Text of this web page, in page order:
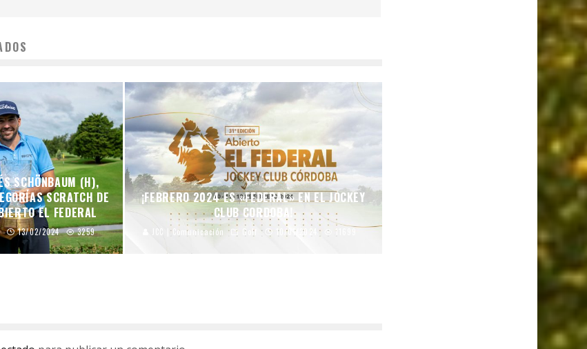
SCHÖNBAUM (H),
SCRATCH DE
EL FEDERAL
13/02/2024 3259
¡FEBRERO 2024 ES «FEDERAL» EN EL JOCKEY
CLUB CORDOBA!
JCC | Comunicación Golf 10/01/2024 11699